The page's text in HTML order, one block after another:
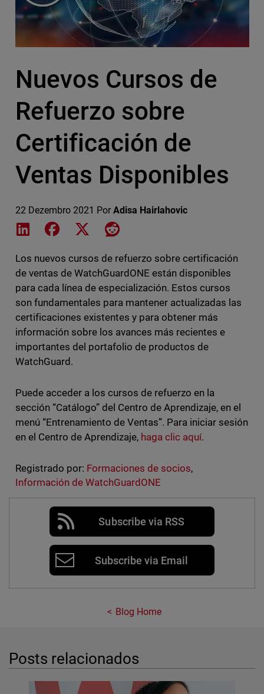
Nuevos Cursos de
Refuerzo sobre
Certificación de
Ventas Disponibles
22 Dezembro 2021 Por Adisa Hairlahovic
Share on LinkedIn
Share on Facebook
Share on XShare on Reddit
Los nuevos cursos de refuerzo sobre certificación
de ventas de WatchGuardONE están disponibles
para cada línea de especialización. Estos cursos
son fundamentales para mantener actualizadas las
certificaciones existentes y para obtener más
información sobre los avances más recientes e
importantes del portafolio de productos de
WatchGuard.
Puede acceder a los cursos de refuerzo en la
sección “Catálogo” del Centro de Aprendizaje, en el
menú “Entrenamiento de Ventas”. Para iniciar sesión
en el Centro de Aprendizaje, haga clic aquí.
Registrado por: Formaciones de socios,
Información de WatchGuardONE
Subscribe via RSS
Subscribe via Email
Blog Home
Posts relacionados